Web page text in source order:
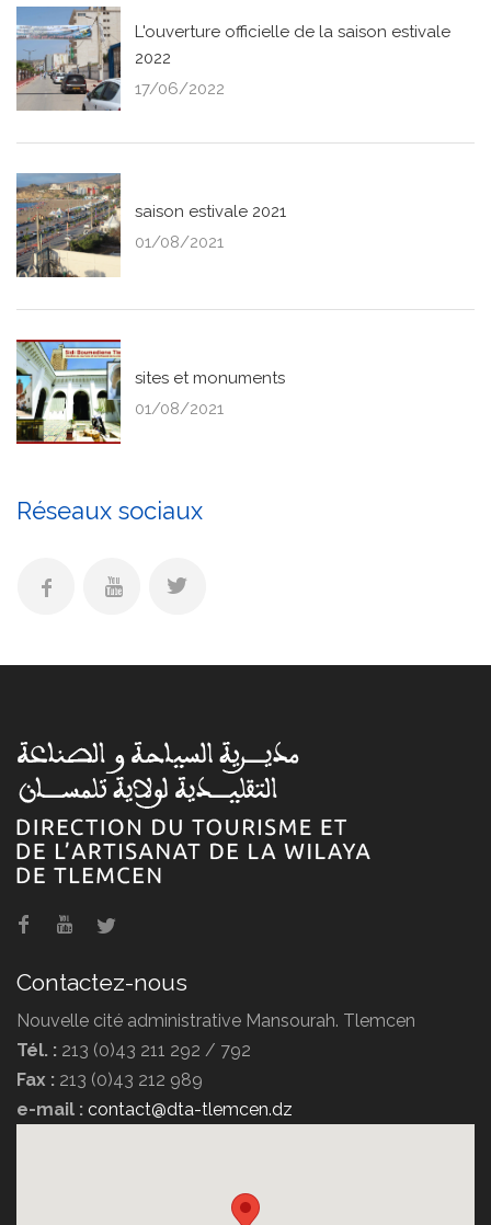
L'ouverture officielle de la saison estivale
2022
17/06/2022
saison estivale 2021
01/08/2021
sites et monuments
01/08/2021
Réseaux sociaux
Contactez-nous
Nouvelle cité administrative Mansourah. Tlemcen
Tél. : 213 (0)43 211 292 / 792
Fax : 213 (0)43 212 989
e-mail : contact@dta-tlemcen.dz